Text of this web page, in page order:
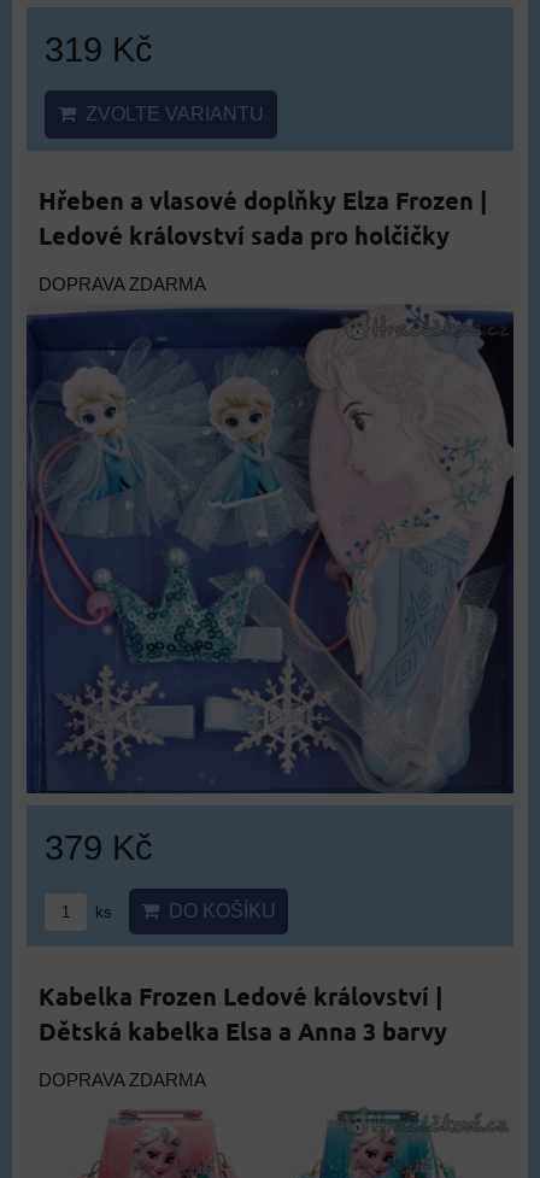
319 Kč
ZVOLTE VARIANTU
Hřeben a vlasové doplňky Elza Frozen |
Ledové království sada pro holčičky
DOPRAVA ZDARMA
379 Kč
ks DO KOŠÍKU
Kabelka Frozen Ledové království |
Dětská kabelka Elsa a Anna 3 barvy
DOPRAVA ZDARMA